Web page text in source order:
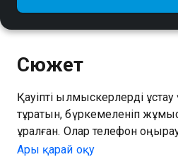
Сюжет
Қауіпті қылмыскерлерді
тұратын, бүркемеленіп жұмыс
құралған. Олар телефон
байланыстарды бақылап,
Ары қарай оқу